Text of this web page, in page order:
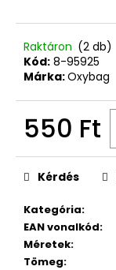
Raktáron (2 db)
Kód: 8-95925
Márka:Oxybag
550 Ft
Kategória:
EAN vonalkód:
Méretek:
Tömeg:
Kérdés